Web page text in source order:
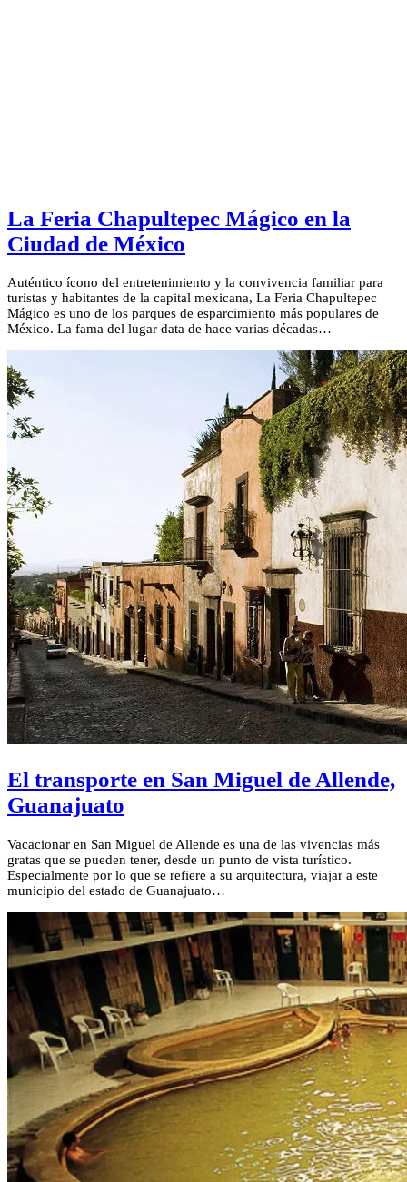
La Feria Chapultepec Mágico en la
Ciudad de México
Auténtico ícono del entretenimiento y la convivencia familiar para
turistas y habitantes de la capital mexicana, La Feria Chapultepec
Mágico es uno de los parques de esparcimiento más populares de
México. La fama del lugar data de hace varias décadas…
El transporte en San Miguel de Allende,
Guanajuato
Vacacionar en San Miguel de Allende es una de las vivencias más
gratas que se pueden tener, desde un punto de vista turístico.
Especialmente por lo que se refiere a su arquitectura, viajar a este
municipio del estado de Guanajuato…